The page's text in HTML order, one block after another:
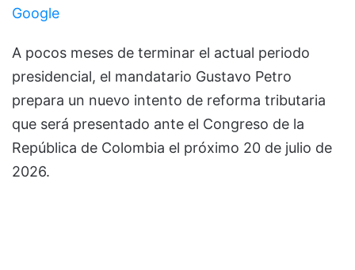
Google
A pocos meses de terminar el actual periodo
presidencial, el mandatario Gustavo Petro
prepara un nuevo intento de reforma tributaria
que será presentado ante el Congreso de la
República de Colombia el próximo 20 de julio de
2026.